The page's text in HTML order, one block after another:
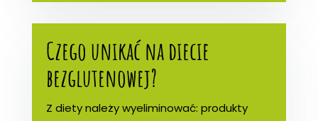
Czego unikać na diecie
bezglutenowej?
Z diety należy wyeliminować: produkty